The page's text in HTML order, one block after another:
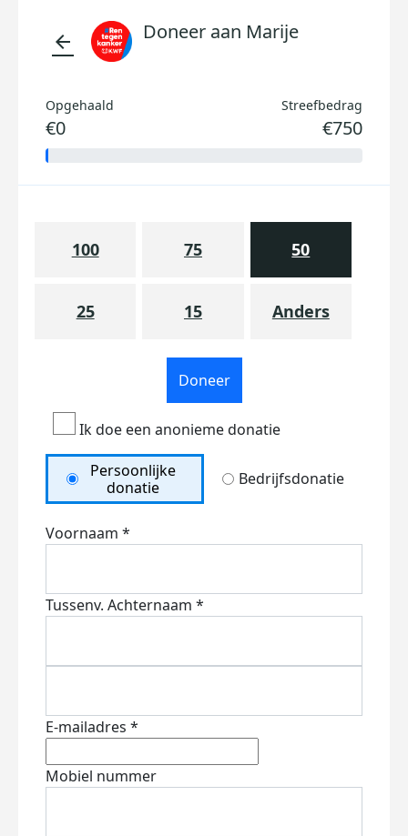
arrow_back Doneer aan Marije
Opgehaald
€0
Streefbedrag
€750
100 75 50
25 15 Anders
Doneer
Ik doe een anonieme donatie
Persoonlijke
donatie
Bedrijfsdonatie
Voornaam *
Tussenv. Achternaam *
E-mailadres *
Mobiel nummer